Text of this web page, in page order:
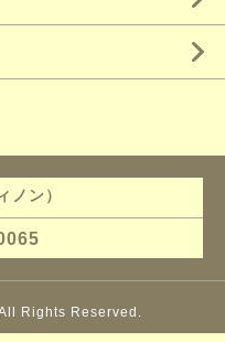
ノン）
Rights Reserved.